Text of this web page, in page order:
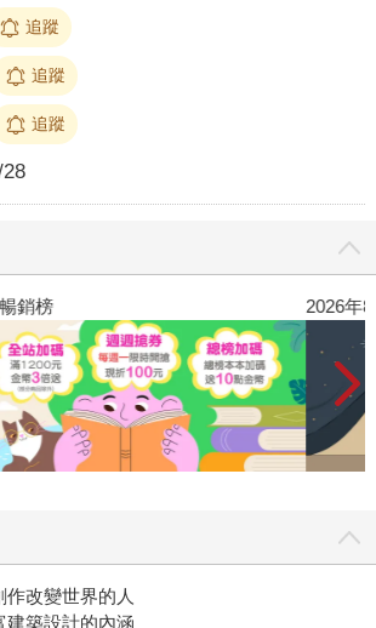
追蹤
追蹤
追蹤
年暢銷榜
改變世界的人
建築設計的內涵